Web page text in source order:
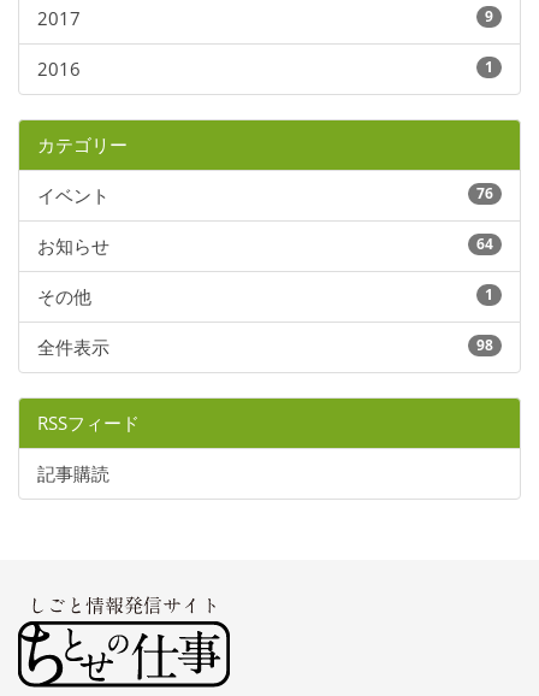
2017 9
2016 1
カテゴリー
イベント 76
お知らせ 64
その他 1
全件表示 98
RSSフィード
記事購読